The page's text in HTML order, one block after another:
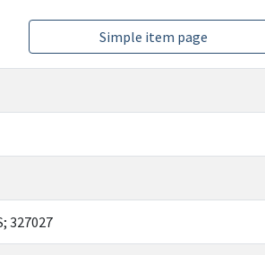
Simple item page
327027